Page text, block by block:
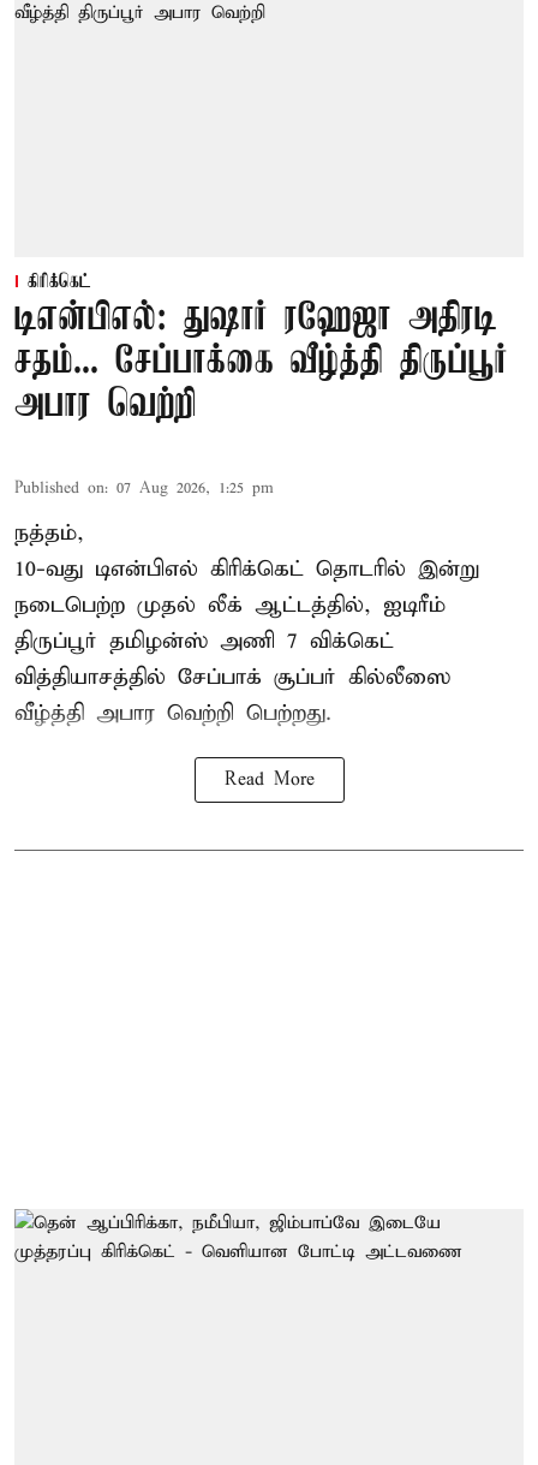
கிரிக்கெட்
டிஎன்பிஎல்: துஷார் ரஹேஜா அதிரடி
சதம்... சேப்பாக்கை வீழ்த்தி திருப்பூர்
அபார வெற்றி
Published on: 07 Aug 2026, 1:25 pm
நத்தம்,
10-வது டிஎன்பிஎல் கிரிக்கெட் தொடரில் இன்று
நடைபெற்ற முதல் லீக் ஆட்டத்தில், ஐடிரீம்
திருப்பூர் தமிழன்ஸ் அணி 7 விக்கெட்
வித்தியாசத்தில் சேப்பாக் சூப்பர் கில்லீஸை
வீழ்த்தி அபார வெற்றி பெற்றது.
Read More